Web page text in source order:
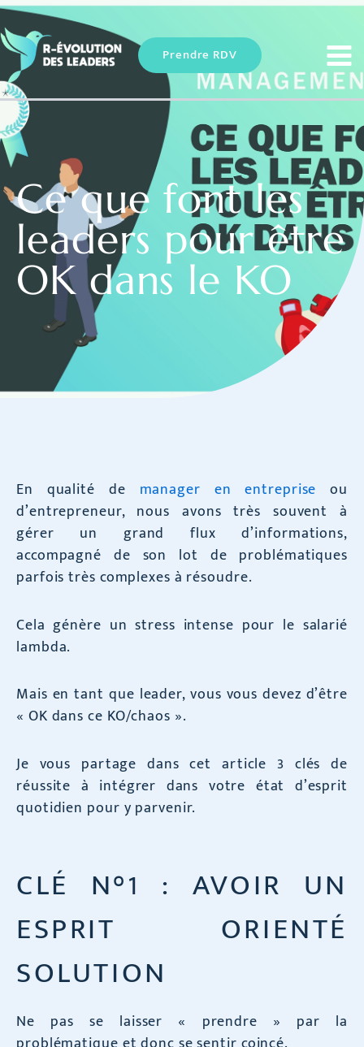
Aller
au
contenu
Prendre RDV
Ce que font les
leaders pour être
OK dans le KO
En qualité de manager en entreprise ou
d’entrepreneur, nous avons très souvent à
gérer un grand flux d’informations,
accompagné de son lot de problématiques
parfois très complexes à résoudre.
Cela génère un stress intense pour le salarié
lambda.
Mais en tant que leader, vous vous devez d’être
« OK dans ce KO/chaos ».
Je vous partage dans cet article 3 clés de
réussite à intégrer dans votre état d’esprit
quotidien pour y parvenir.
CLÉ N°1 : AVOIR UN
ESPRIT ORIENTÉ
SOLUTION
Ne pas se laisser « prendre » par la